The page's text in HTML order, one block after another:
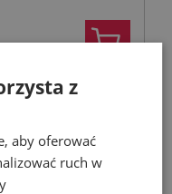
- 53%
z
aby oferować
ruch w